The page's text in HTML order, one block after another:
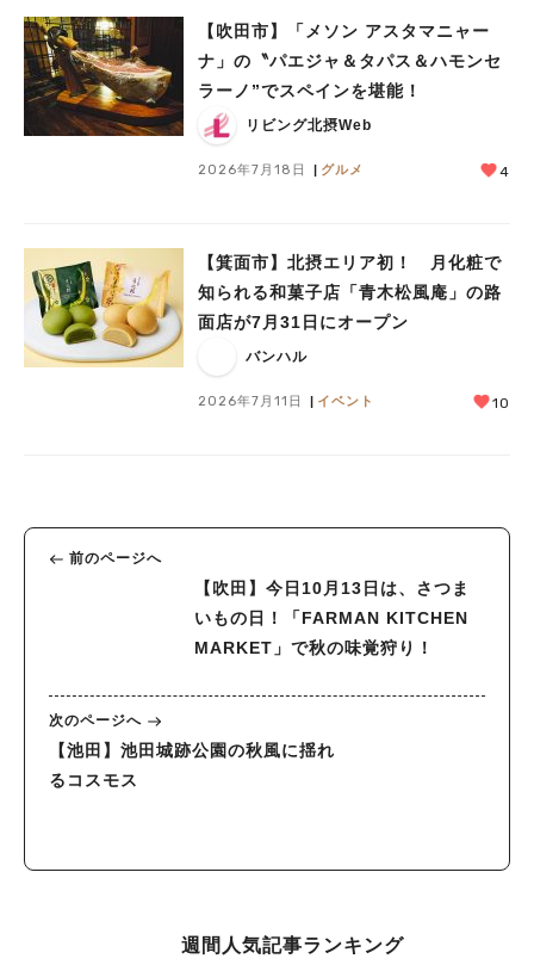
【吹田市】「メソン アスタマニャー
ナ」の〝パエジャ＆タパス＆ハモンセ
ラーノ”でスペインを堪能！
リビング北摂Web
2026年7月18日 グルメ 4
【箕面市】北摂エリア初！ 月化粧で
知られる和菓子店「青木松風庵」の路
面店が7月31日にオープン
バンハル
2026年7月11日 イベント 10
前のページへ
【吹田】今日10月13日は、さつま
いもの日！「FARMAN KITCHEN
MARKET」で秋の味覚狩り！
次のページへ
【池田】池田城跡公園の秋風に揺れ
るコスモス
週間人気記事ランキング